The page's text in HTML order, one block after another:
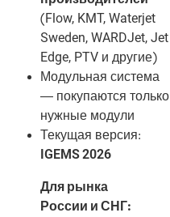
(Flow, KMT, Waterjet
Sweden, WARDJet, Jet
Edge, PTV и другие)
Модульная система
— покупаются только
нужные модули
Текущая версия:
IGEMS 2026
Для рынка
России и СНГ: